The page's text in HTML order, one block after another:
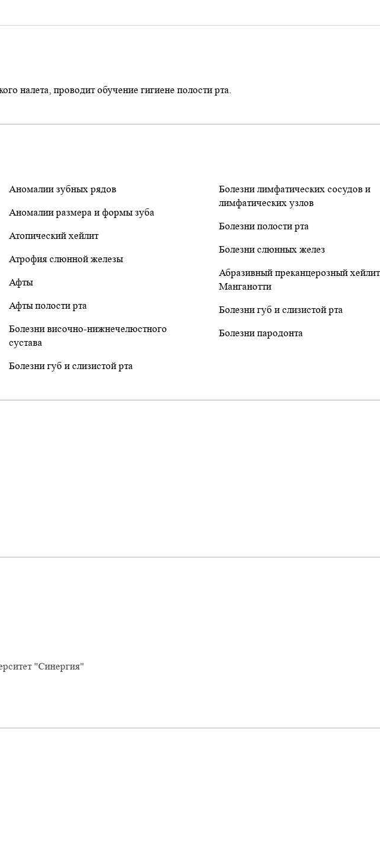
налета, проводит обучение гигиене полости рта.
Аномалии зубных рядов
Аномалии размера и формы зуба
Атопический хейлит
Атрофия слюнной железы
Афты
Афты полости рта
Болезни височно-нижнечелюстного
сустава
Болезни губ и слизистой рта
Болезни лимфатических сосудов и
лимфатических узлов
Болезни полости рта
Болезни слюнных желез
Абразивный преканцерозный хейлит
Манганотти
Болезни губ и слизистой рта
Болезни пародонта
"Синергия"